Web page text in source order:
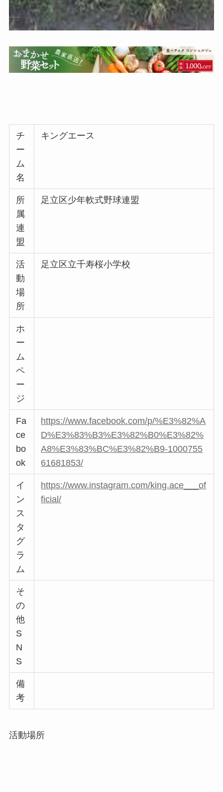
チ
ー
ム
名
キングエース
所
属
連
盟
足立区少年軟式野球連盟
活
動
場
所
足立区立千寿桜小学校
ホ
ー
ム
ペ
ー
ジ
Fa
ce
bo
ok
https://www.facebook.com/p/%E3%82%A
D%E3%83%B3%E3%82%B0%E3%82%
A8%E3%83%BC%E3%82%B9-1000755
61681853/
イ
ン
ス
タ
グ
ラ
ム
https://www.instagram.com/king.ace___of
ficial/
そ
の
他
S
N
S
備
考
活動場所